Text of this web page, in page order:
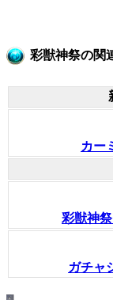
彩獣神祭の関
カー
彩獣神
ガチャ